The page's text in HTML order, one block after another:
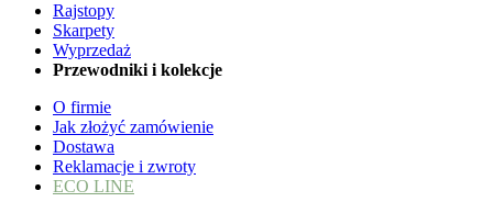
Rajstopy
Skarpety
Wyprzedaż
Przewodniki i kolekcje
O firmie
Jak złożyć zamówienie
Dostawa
Reklamacje i zwroty
ECO LINE